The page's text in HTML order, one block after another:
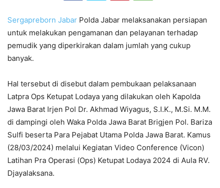
Sergapreborn Jabar Polda Jabar melaksanakan persiapan
untuk melakukan pengamanan dan pelayanan terhadap
pemudik yang diperkirakan dalam jumlah yang cukup
banyak.
Hal tersebut di disebut dalam pembukaan pelaksanaan
Latpra Ops Ketupat Lodaya yang dilakukan oleh Kapolda
Jawa Barat Irjen Pol Dr. Akhmad Wiyagus, S.I.K., M.Si. M.M.
di dampingi oleh Waka Polda Jawa Barat Brigjen Pol. Bariza
Sulfi beserta Para Pejabat Utama Polda Jawa Barat. Kamus
(28/03/2024) melalui Kegiatan Video Conference (Vicon)
Latihan Pra Operasi (Ops) Ketupat Lodaya 2024 di Aula RV.
Djayalaksana.